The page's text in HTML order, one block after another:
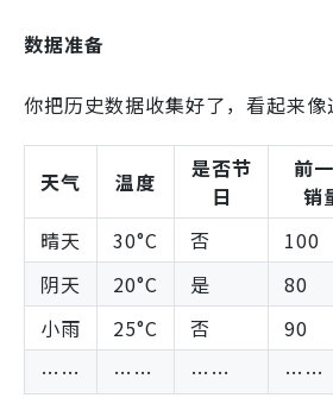
数据准备
你把历史数据收集好了，看起来像
天气 温度
是否节
日
前
销
晴天
30°C 否 100
阴天
20°C 是 80
小雨
25°C 否 90
……
…… …… ……